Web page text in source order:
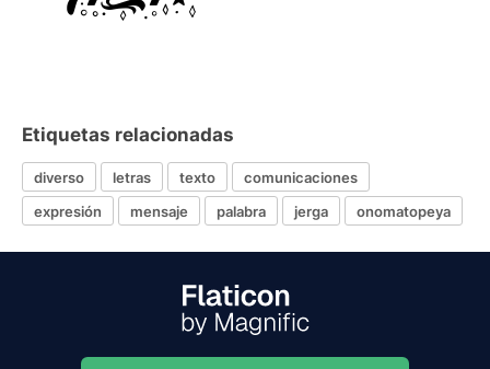
Etiquetas relacionadas
diverso letras texto
comunicaciones
expresión
mensaje palabra jerga onomatopeya